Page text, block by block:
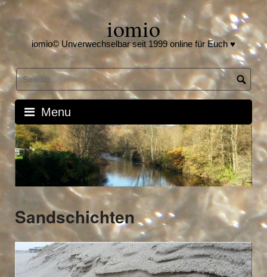
Skip
content
iomio
iomio© Unverwechselbar seit 1999 online für Euch ♥
Menu
Sandschichten